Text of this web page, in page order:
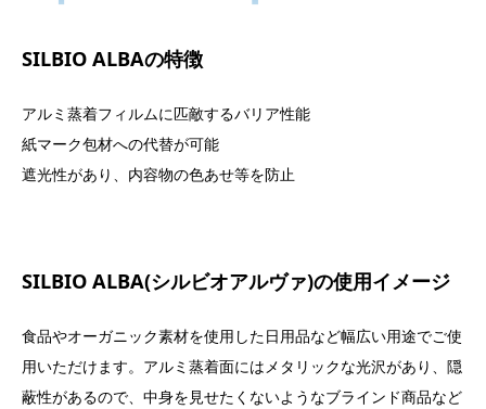
SILBIO ALBAの特徴
アルミ蒸着フィルムに匹敵するバリア性能
紙マーク包材への代替が可能
遮光性があり、内容物の色あせ等を防止
SILBIO ALBA(シルビオアルヴァ)の使用イメージ
食品やオーガニック素材を使用した日用品など幅広い用途でご使
用いただけます。アルミ蒸着面にはメタリックな光沢があり、隠
蔽性があるので、中身を見せたくないようなブラインド商品など